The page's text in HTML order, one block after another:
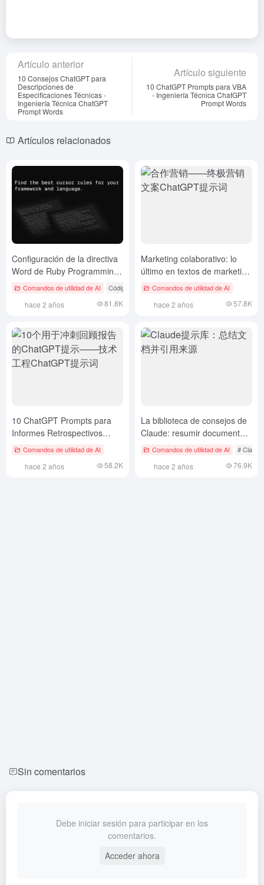
Artículo anterior
10 Consejos ChatGPT para
Descripciones de
Especificaciones Técnicas -
Ingeniería Técnica ChatGPT
Prompt Words
Artículo siguiente
10 ChatGPT Prompts para VBA
- Ingeniería Técnica ChatGPT
Prompt Words
Artículos relacionados
Configuración de la directiva
Word de Ruby Programming
Prompt para Cursor
Comandos de utilidad de AI Código #
hace 2 años 81.8K
Marketing colaborativo: lo
último en textos de marketing
ChatGPT Prompts
Comandos de utilidad de AI
hace 2 años 57.8K
10 ChatGPT Prompts para
Informes Retrospectivos
Sprint - Ingeniería Técnica
Comandos de utilidad de AI
hace 2 años 58.2K
La biblioteca de consejos de
Claude: resumir documentos
y citar fuentes
Comandos de utilidad de AI # Claude
hace 2 años 76.9K
Sin comentarios
Debe iniciar sesión para participar en los
comentarios.
Acceder ahora